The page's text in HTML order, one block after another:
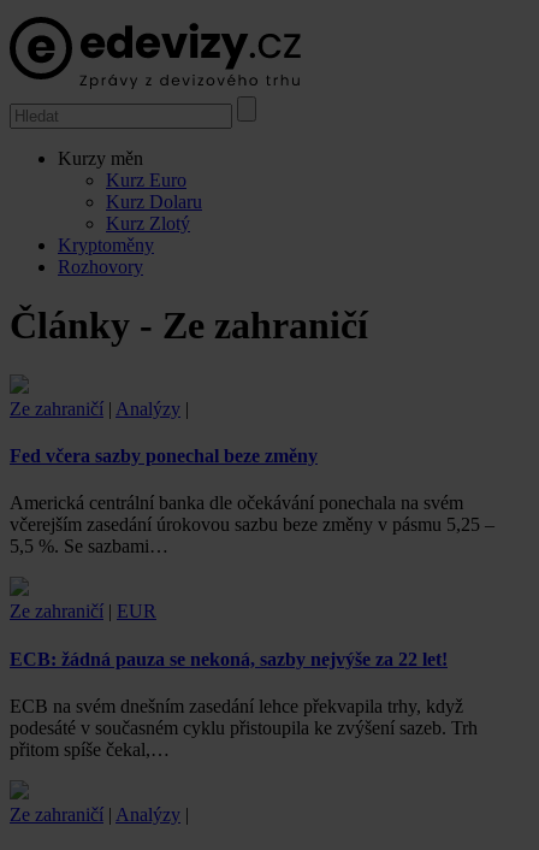
Kurzy měn
Kurz Euro
Kurz Dolaru
Kurz Zlotý
Kryptoměny
Rozhovory
Články - Ze zahraničí
Ze zahraničí | Analýzy |
Fed včera sazby ponechal beze změny
Americká centrální banka dle očekávání ponechala na svém
včerejším zasedání úrokovou sazbu beze změny v pásmu 5,25 –
5,5 %. Se sazbami…
Ze zahraničí | EUR
ECB: žádná pauza se nekoná, sazby nejvýše za 22 let!
ECB na svém dnešním zasedání lehce překvapila trhy, když
podesáté v současném cyklu přistoupila ke zvýšení sazeb. Trh
přitom spíše čekal,…
Ze zahraničí | Analýzy |